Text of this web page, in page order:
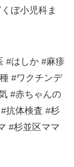
ぼ小児科ま
#はしか #麻疹
#ワクチンデ
#赤ちゃんの
抗体検査 #杉
#杉並区ママ